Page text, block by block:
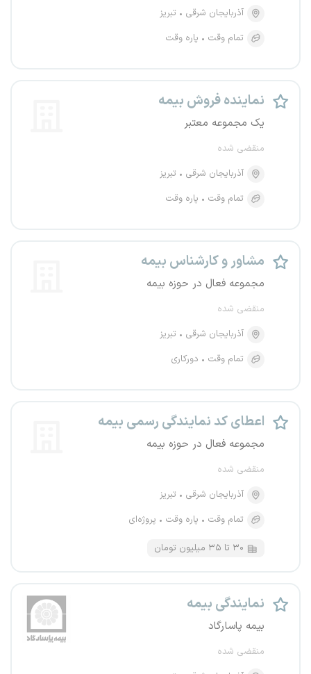
آذربایجان شرقی
تبریز
تمام وقت
پاره وقت
نماینده فروش بیمه
یک مجموعه معتبر
منقضی شده
آذربایجان شرقی
تبریز
تمام وقت
پاره وقت
مشاور و کارشناس بیمه
مجموعه فعال در حوزه بیمه
منقضی شده
آذربایجان شرقی
تبریز
تمام وقت
دورکاری
اعطای کد نمایندگی رسمی بیمه
مجموعه فعال در حوزه بیمه
منقضی شده
آذربایجان شرقی
تبریز
تمام وقت
پاره وقت پروژه‌ای
۳۰ تا ۳۵ میلیون تومان
نمایندگی بیمه
بیمه پاسارگاد
منقضی شده